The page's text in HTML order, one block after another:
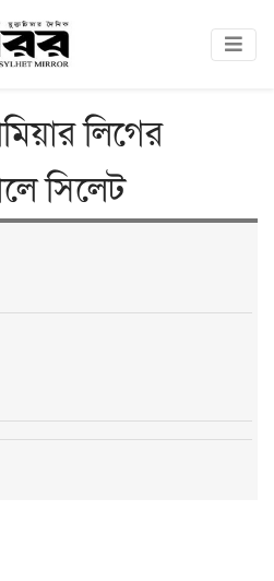
লিগের
সিলেট